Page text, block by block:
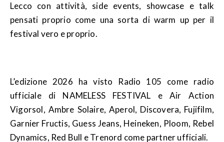
Lecco con attività, side events, showcase e talk
pensati proprio come una sorta di warm up per il
festival vero e proprio.
L’edizione 2026 ha visto Radio 105 come radio
ufficiale di NAMELESS FESTIVAL e Air Action
Vigorsol, Ambre Solaire, Aperol, Discovera, Fujifilm,
Garnier Fructis, Guess Jeans, Heineken, Ploom, Rebel
Dynamics, Red Bull e Trenord come partner ufficiali.